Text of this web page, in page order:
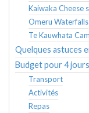
Kaiwaka Cheese
Omeru Waterfalls
Te Kauwhata
Quelques astuces
Budget pour 4
Transport
Activités
Repas